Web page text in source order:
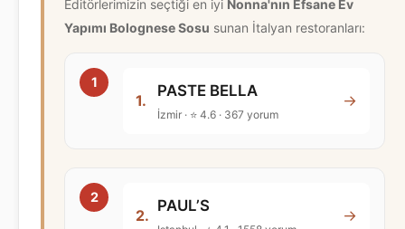
Editörlerimizin seçtiği en iyi Nonna'nın Efsane Ev
Yapımı Bolognese Sosu sunan İtalyan restoranları:
1.
PASTE BELLA
İzmir · ⭐ 4.6 · 367 yorum
→
2.
PAUL’S
→